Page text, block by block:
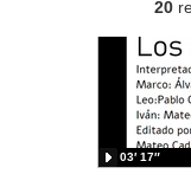
20
03′ 17″